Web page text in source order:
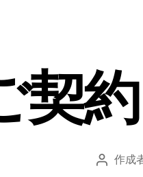
契
投
作成